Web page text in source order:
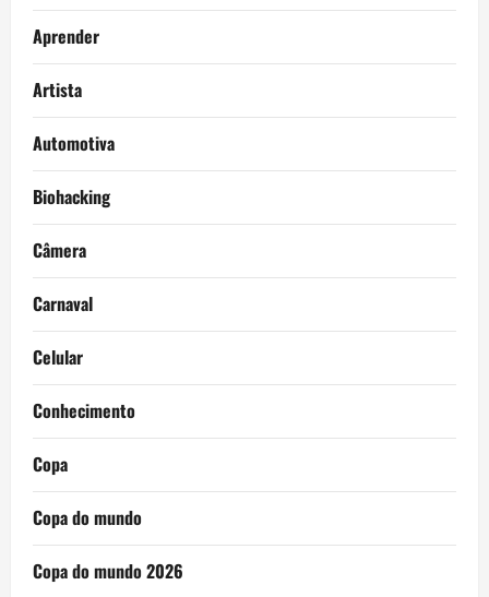
Aprender
Artista
Automotiva
Biohacking
Câmera
Carnaval
Celular
Conhecimento
Copa
Copa do mundo
Copa do mundo 2026